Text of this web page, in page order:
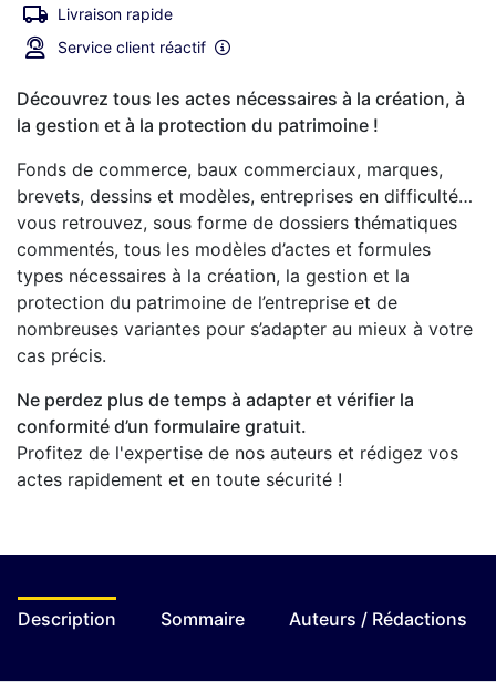
Livraison rapide
Service client réactif
Découvrez tous les actes nécessaires à la création, à
la gestion et à la protection du patrimoine !
Fonds de commerce, baux commerciaux, marques,
brevets, dessins et modèles, entreprises en difficulté…
vous retrouvez, sous forme de dossiers thématiques
commentés, tous les modèles d’actes et formules
types nécessaires à la création, la gestion et la
protection du patrimoine de l’entreprise et de
nombreuses variantes pour s’adapter au mieux à votre
cas précis.
Ne perdez plus de temps à adapter et vérifier la
conformité d’un formulaire gratuit.
Profitez de l'expertise de nos auteurs et rédigez vos
actes rapidement et en toute sécurité !
Description Sommaire Auteurs / Rédactions